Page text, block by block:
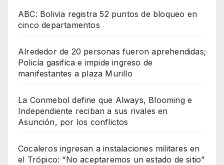
ABC: Bolivia registra 52 puntos de bloqueo en
cinco departamentos
Alrededor de 20 personas fueron aprehendidas;
Policía gasifica e impide ingreso de
manifestantes a plaza Murillo
La Conmebol define que Always, Blooming e
Independiente reciban a sus rivales en
Asunción, por los conflictos
Cocaleros ingresan a instalaciones militares en
el Trópico: “No aceptaremos un estado de sitio”